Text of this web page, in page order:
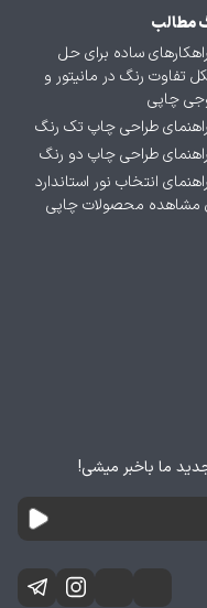
مطالب
راهکارهای ساده برای حل
تفاوت رنگ در مانیتور و
چاپی
راهنمای طراحی چاپ تک رنگ
راهنمای طراحی چاپ دو رنگ
راهنمای انتخاب نور استاندارد
مشاهده محصولات چاپی
ما باخبر میشی!